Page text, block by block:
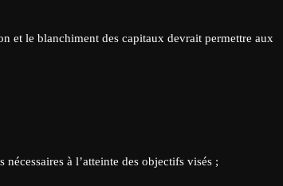
et le blanchiment des capitaux devrait permettre aux
à l’atteinte des objectifs visés ;